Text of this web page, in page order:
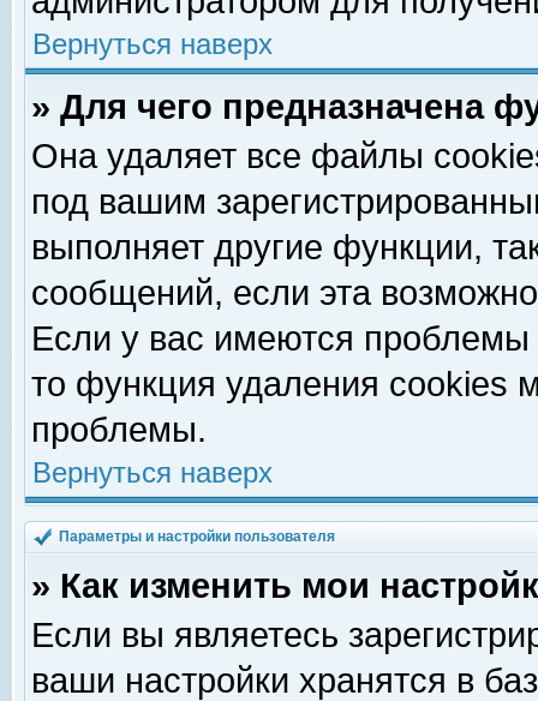
Вернуться наверх
» Для чего предназначена
Она удаляет все файлы
под вашим
выполняет другие функции,
сообщений, если эта
Если у вас имеются
то функция удаления cookies
проблемы.
Вернуться наверх
Параметры и настройки пользователя
» Как изменить мои
Если вы являетесь
ваши настройки хранятся в